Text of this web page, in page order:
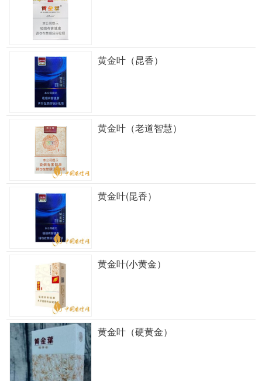
黄金叶（昆香）
黄金叶（老道智慧）
黄金叶(昆香）
黄金叶(小黄金）
黄金叶（硬黄金）